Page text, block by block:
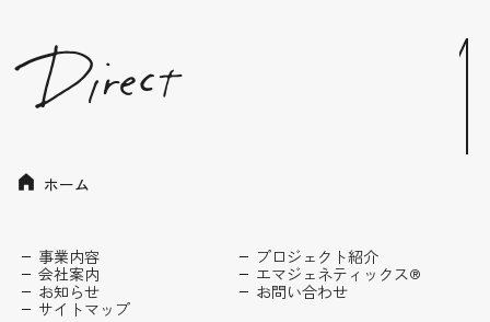
ホーム
事業内容
プロジェクト紹介
会社案内
エマジェネティックス®
お知らせ
お問い合わせ
サイトマップ